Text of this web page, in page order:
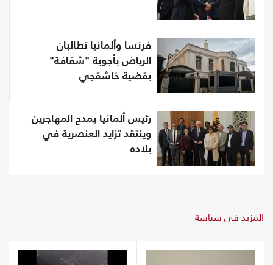
فرنسا وألمانيا تطالبان
الرياض بأجوبة "شفافة"
بقضية خاشقجي
رئيس ألمانيا يمدح المهاجرين
وينتقد تزايد العنصرية في
بلاده
المزيد في سياسة